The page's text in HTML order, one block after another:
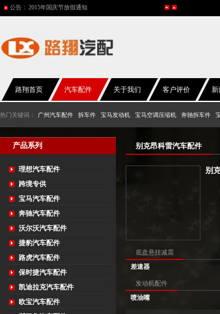
公告： 网站改版
2017年春节放假通知
路翔首页 汽车配件 关于我们 客户评价
热门关键词： 广州汽车配件 拆车件 宝马发动机 宝马空调压缩机 奔驰拆车件
产品系列
理想汽车配件
跨境专供
宝马汽车配件
奔驰汽车配件
沃尔沃汽车配件
捷豹汽车配件
路虎汽车配件
保时捷汽车配件
凯迪拉克汽车配件
欧宝汽车配件
别克昂科雷汽车配件
别
底盘悬挂减震
差速器
发动机配件
喷油嘴